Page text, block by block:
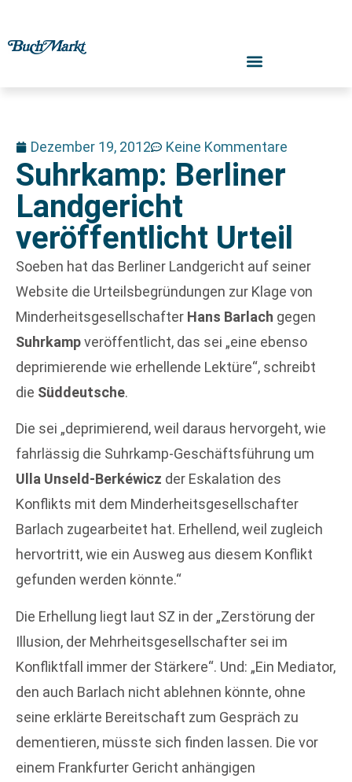
Dezember 19, 2012 Keine Kommentare
Suhrkamp: Berliner
Landgericht
veröffentlicht Urteil
Soeben hat das Berliner Landgericht auf seiner
Website die Urteilsbegründungen zur Klage von
Minderheitsgesellschafter Hans Barlach gegen
Suhrkampveröffentlicht, das sei „eine ebenso
deprimierende wie erhellende Lektüre“, schreibt
die Süddeutsche.
Die sei „deprimierend, weil daraus hervorgeht, wie
fahrlässig die Suhrkamp-Geschäftsführung um
Ulla Unseld-Berkéwicz der Eskalation des
Konflikts mit dem Minderheitsgesellschafter
Barlach zugearbeitet hat. Erhellend, weil zugleich
hervortritt, wie ein Ausweg aus diesem Konflikt
gefunden werden könnte.“
Die Erhellung liegt laut SZ in der „Zerstörung der
Illusion, der Mehrheitsgesellschafter sei im
Konfliktfall immer der Stärkere“. Und: „Ein Mediator,
den auch Barlach nicht ablehnen könnte, ohne
seine erklärte Bereitschaft zum Gespräch zu
dementieren, müsste sich finden lassen. Die vor
einem Frankfurter Gericht anhängigen